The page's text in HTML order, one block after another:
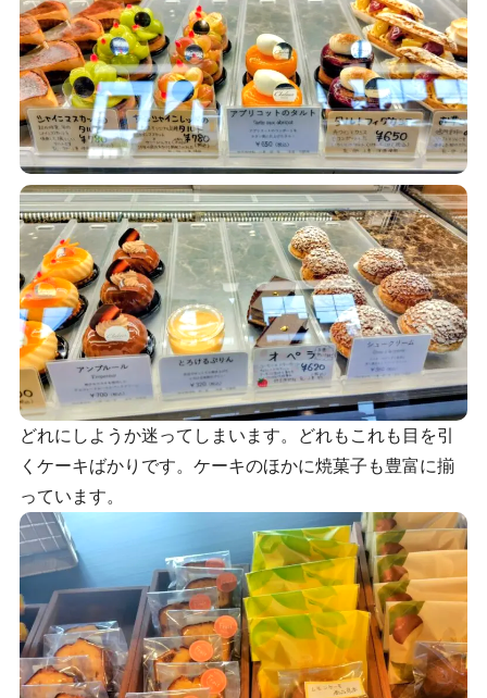
どれにしようか迷ってしまいます。どれもこれも目を引
くケーキばかりです。ケーキのほかに焼菓子も豊富に揃
っています。